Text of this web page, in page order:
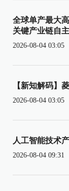
全球单产最大
关键产业链自
2026-08-04 03:05
【新知解码】
2026-08-04 03:05
人工智能技术
2026-08-04 09:31